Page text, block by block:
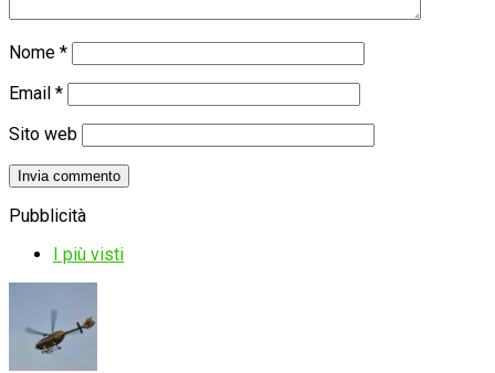
Nome *
Email *
Sito web
Pubblicità
I più visti